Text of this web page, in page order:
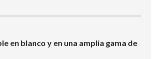
en blanco y en una amplia gama de